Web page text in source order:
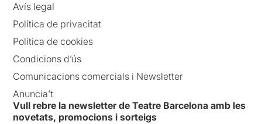
Avís legal
Política de privacitat
Política de cookies
Condicions d’ús
Comunicacions comercials i Newsletter
Anuncia’t
Vull rebre la newsletter de Teatre Barcelona amb les
novetats, promocions i sorteigs